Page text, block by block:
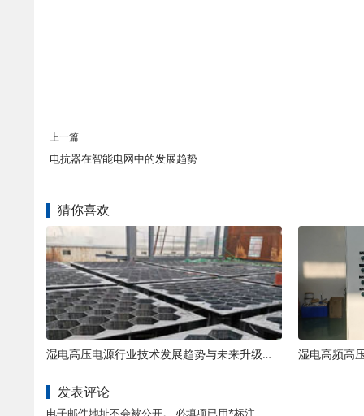
上一篇
电抗器在智能电网中的发展趋势
猜你喜欢
湿电高压电源行业技术发展趋势与未来升级方向解析
发表评论
电子邮件地址不会被公开。 必填项已用*标注